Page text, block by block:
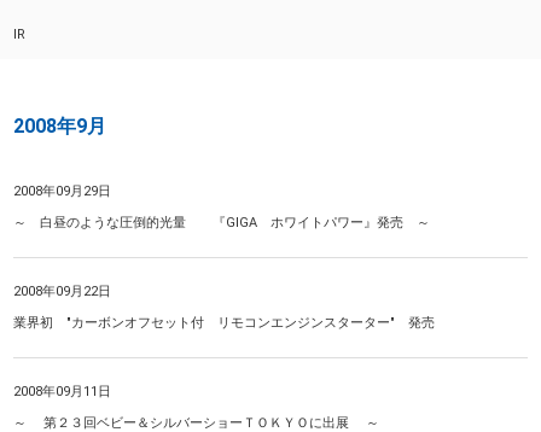
IR
2008年9月
2008年09月29日
～ 白昼のような圧倒的光量 『GIGA ホワイトパワー』発売 ～
2008年09月22日
業界初 "カーボンオフセット付 リモコンエンジンスターター" 発売
2008年09月11日
～ 第２３回ベビー＆シルバーショーＴＯＫＹＯに出展 ～